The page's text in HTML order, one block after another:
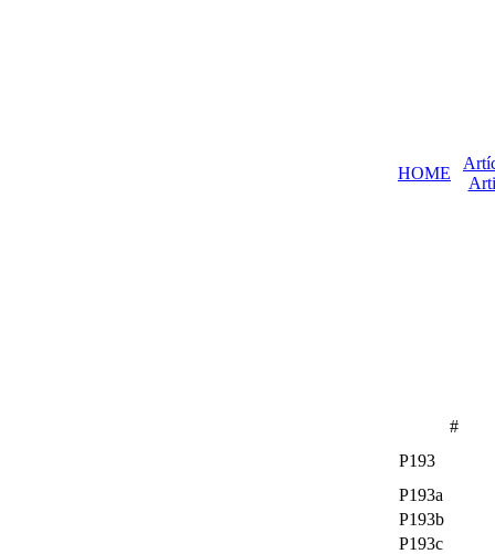
HOME
#
P193
P193a
P193b
P193c